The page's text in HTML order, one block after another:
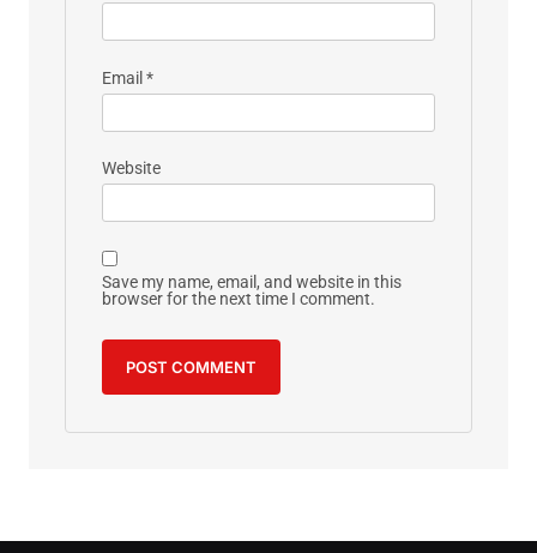
Email *
Website
Save my name, email, and website in this
browser for the next time I comment.